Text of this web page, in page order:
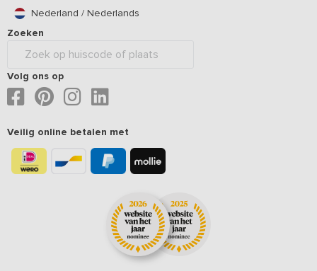
Nederland / Nederlands
Zoeken
Volg ons op
Veilig online betalen met